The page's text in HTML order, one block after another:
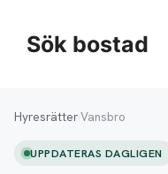
innehållSök bostad
Hyresrätter›Vansbro
UPPDATERAS DAGLIGEN